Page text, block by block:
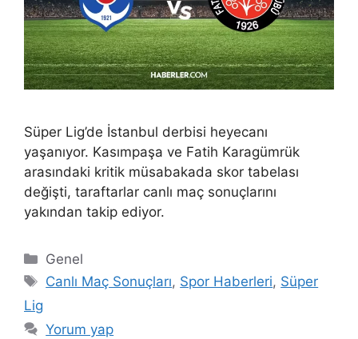
Süper Lig’de İstanbul derbisi heyecanı
yaşanıyor. Kasımpaşa ve Fatih Karagümrük
arasındaki kritik müsabakada skor tabelası
değişti, taraftarlar canlı maç sonuçlarını
yakından takip ediyor.
Kategoriler
Genel
Etiketler
Canlı Maç Sonuçları, Spor Haberleri, Süper
Lig
Yorum yap